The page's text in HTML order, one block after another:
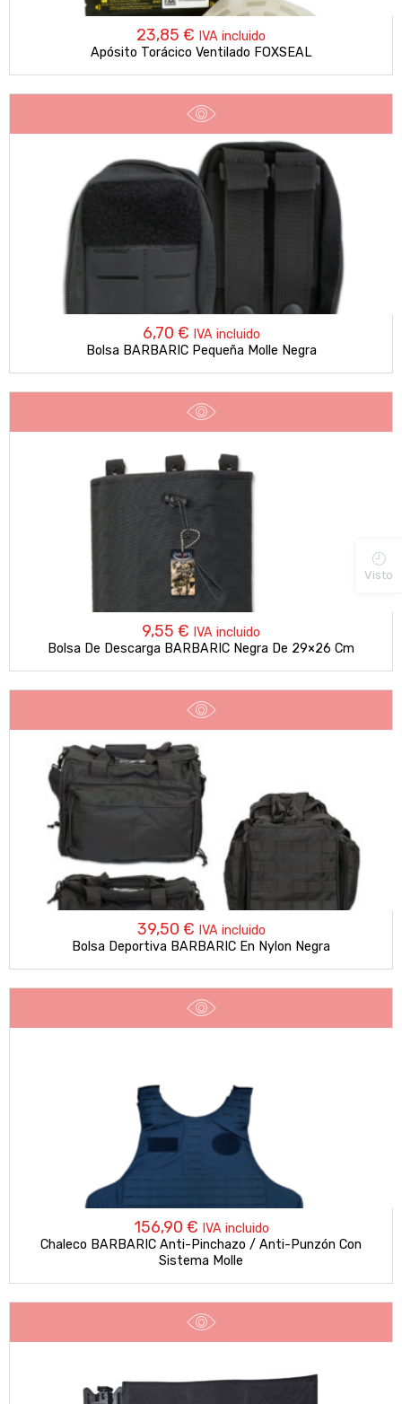
23,85 € IVA incluido
Apósito Torácico Ventilado FOXSEAL
6,70 € IVA incluido
Bolsa BARBARIC Pequeña Molle Negra
9,55 € IVA incluido
Bolsa De Descarga BARBARIC Negra De 29×26 Cm
39,50 € IVA incluido
Bolsa Deportiva BARBARIC En Nylon Negra
156,90 € IVA incluido
Chaleco BARBARIC Anti-Pinchazo / Anti-Punzón Con
Sistema Molle
Visto